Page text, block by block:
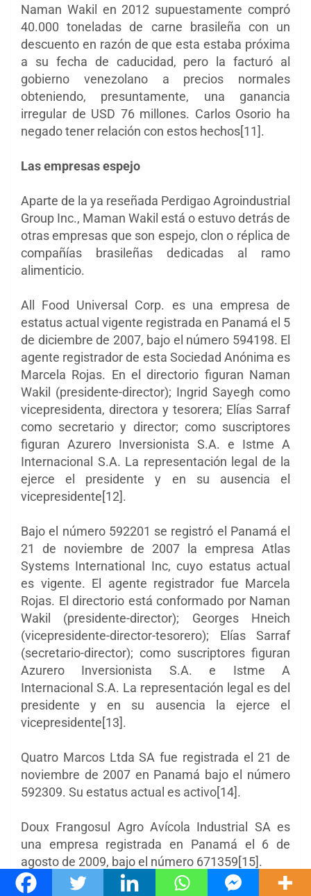
Naman Wakil en 2012 supuestamente compró
40.000 toneladas de carne brasileña con un
descuento en razón de que esta estaba próxima
a su fecha de caducidad, pero la facturó al
gobierno venezolano a precios normales
obteniendo, presuntamente, una ganancia
irregular de USD 76 millones. Carlos Osorio ha
negado tener relación con estos hechos[11].
Las empresas espejo
Aparte de la ya reseñada Perdigao Agroindustrial
Group Inc., Maman Wakil está o estuvo detrás de
otras empresas que son espejo, clon o réplica de
compañías brasileñas dedicadas al ramo
alimenticio.
All Food Universal Corp. es una empresa de
estatus actual vigente registrada en Panamá el 5
de diciembre de 2007, bajo el número 594198. El
agente registrador de esta Sociedad Anónima es
Marcela Rojas. En el directorio figuran Naman
Wakil (presidente-director); Ingrid Sayegh como
vicepresidenta, directora y tesorera; Elías Sarraf
como secretario y director; como suscriptores
figuran Azurero Inversionista S.A. e Istme A
Internacional S.A. La representación legal de la
ejerce el presidente y en su ausencia el
vicepresidente[12].
Bajo el número 592201 se registró el Panamá el
21 de noviembre de 2007 la empresa Atlas
Systems International Inc, cuyo estatus actual
es vigente. El agente registrador fue Marcela
Rojas. El directorio está conformado por Naman
Wakil (presidente-director); Georges Hneich
(vicepresidente-director-tesorero); Elías Sarraf
(secretario-director); como suscriptores figuran
Azurero Inversionista S.A. e Istme A
Internacional S.A. La representación legal es del
presidente y en su ausencia la ejerce el
vicepresidente[13].
Quatro Marcos Ltda SA fue registrada el 21 de
noviembre de 2007 en Panamá bajo el número
592309. Su estatus actual es activo[14].
Doux Frangosul Agro Avícola Industrial SA es
una empresa registrada en Panamá el 6 de
agosto de 2009, bajo el número 671359[15].